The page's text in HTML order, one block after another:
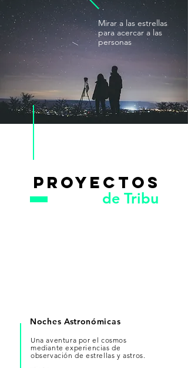
Mirar a las estrellas
para acercar a las
personas
PROYECTOS
de Tribu
Noches Astronómicas
Una aventura por el cosmos
mediante experiencias de
observación de estrellas y astros.